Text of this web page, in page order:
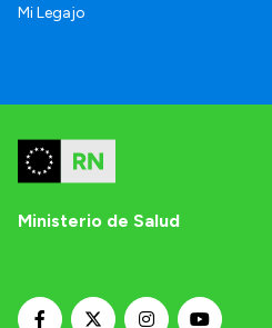
Mi Legajo
Ministerio de Salud